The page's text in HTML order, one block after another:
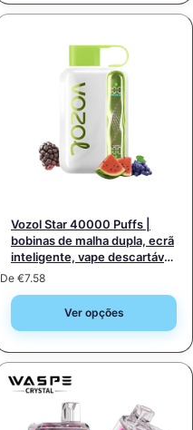
Vozol Star 40000 Puffs |
bobinas de malha dupla, ecrã
inteligente, vape descartável
recarregável
De €7.58
Ver opções